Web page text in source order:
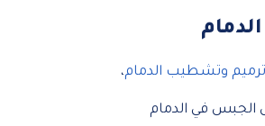
وتشطيب الدمام،
الجبس في الدمام